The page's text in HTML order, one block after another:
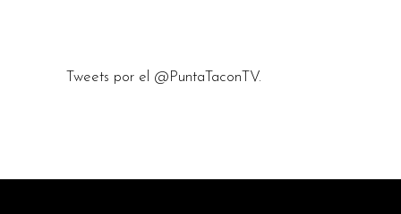
Tweets por el @PuntaTaconTV.